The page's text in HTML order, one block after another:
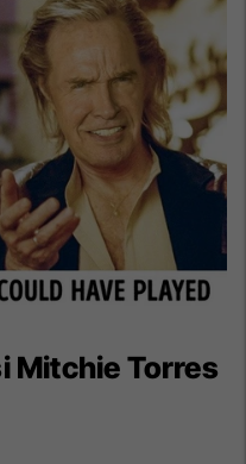
Mitchie Torres